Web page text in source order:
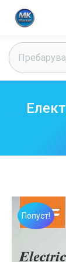
Search:
Попуст!